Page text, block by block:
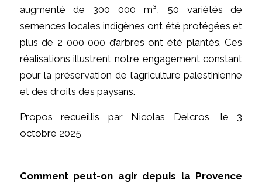
augmenté de 300 000 m³, 50 variétés de
semences locales indigènes ont été protégées et
plus de 2 000 000 d’arbres ont été plantés. Ces
réalisations illustrent notre engagement constant
pour la préservation de l’agriculture palestinienne
et des droits des paysans.
Propos recueillis par Nicolas Delcros, le 3
octobre 2025
Comment peut-on agir depuis la Provence